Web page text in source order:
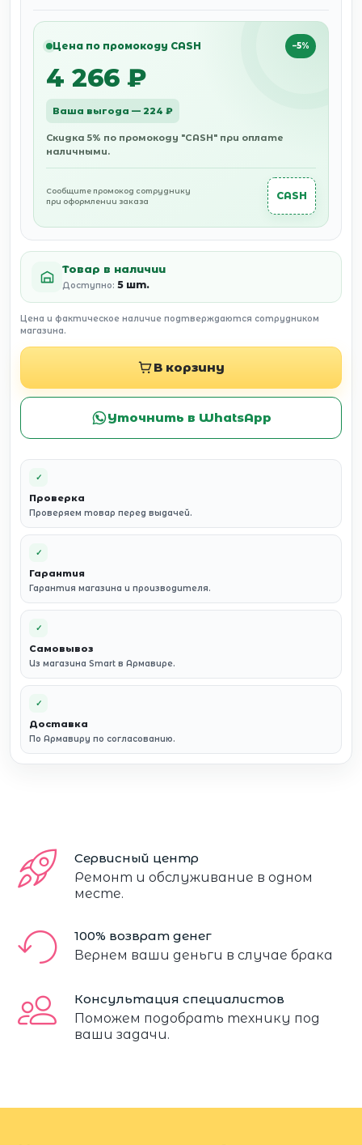
Цена по промокоду CASH −5%
4 266 ₽
Ваша выгода — 224 ₽
Скидка 5% по промокоду "CASH" при оплате
наличными.
Сообщите промокод сотруднику
при оформлении заказа
CASH
Товар в наличии
Доступно: 5 шт.
Цена и фактическое наличие подтверждаются сотрудником
магазина.
В корзину
Уточнить в WhatsApp
✓
Проверка
Проверяем товар перед выдачей.
✓
Гарантия
Гарантия магазина и производителя.
✓
Самовывоз
Из магазина Smart в Армавире.
✓
Доставка
По Армавиру по согласованию.
Сервисный центр
Ремонт и обслуживание в одном
месте.
100% возврат денег
Вернем ваши деньги в случае брака
Консультация специалистов
Поможем подобрать технику под
ваши задачи.